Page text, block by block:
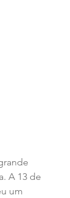
A 13 de
um